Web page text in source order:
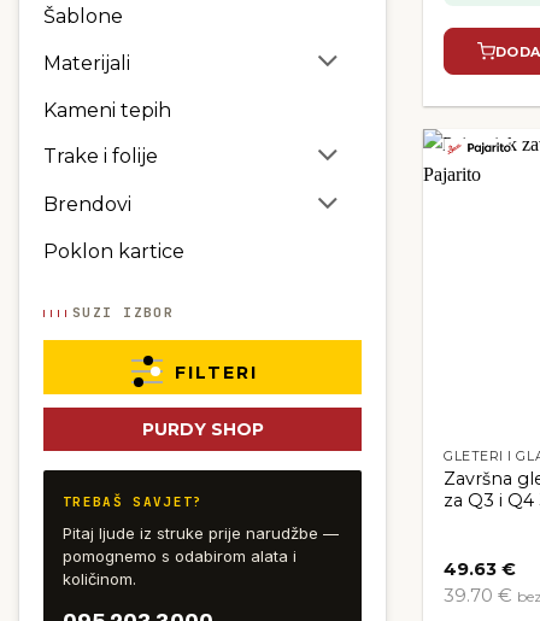
Šablone
Materijali
Kameni tepih
Trake i folije
Brendovi
Poklon kartice
SUZI IZBOR
FILTERI
Dostupnost
Dostupne veličine
Serija
Namjena gletera
PURDY SHOP
TREBAŠ SAVJET?
Pitaj ljude iz struke prije narudžbe —
pomognemo s odabirom alata i
količinom.
GLETERI I
Završna
za Q3 i Q4
49.63€
39.70 €